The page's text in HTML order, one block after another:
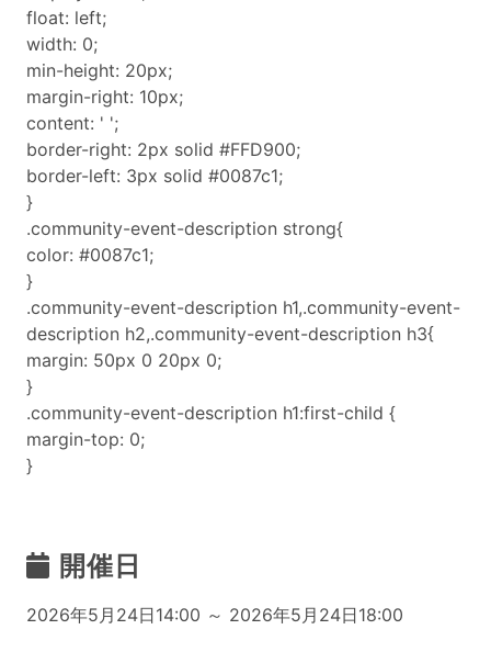
float: left;
width: 0;
min-height: 20px;
margin-right: 10px;
content: ' ';
border-right: 2px solid #FFD900;
border-left: 3px solid #0087c1;
}
.community-event-description strong{
color: #0087c1;
}
.community-event-description h1,.community-event-
description h2,.community-event-description h3{
margin: 50px 0 20px 0;
}
.community-event-description h1:first-child {
margin-top: 0;
}
開催日
2026年5月24日14:00 ～ 2026年5月24日18:00